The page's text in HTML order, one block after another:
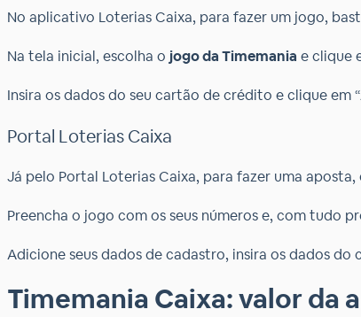
No aplicativo Loterias Caixa, para fazer um jogo,
Na tela inicial, escolha o jogo da Timemania e clique
Insira os dados do seu cartão de crédito e clique em
Portal Loterias Caixa
Já pelo Portal Loterias Caixa, para fazer uma
Preencha o jogo com os seus números e, com tudo
Adicione seus dados de cadastro, insira os dados
Timemania Caixa: valor da